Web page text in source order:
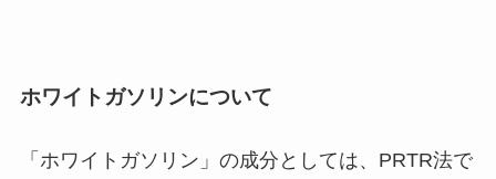
ホワイトガソリンについて
「ホワイトガソリン」の成分としては、PRTR法で